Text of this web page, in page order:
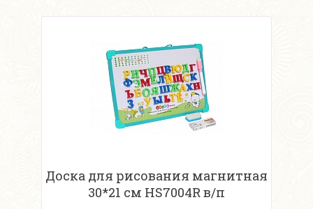
Доска для рисования магнитная
30*21 см HS7004R в/п